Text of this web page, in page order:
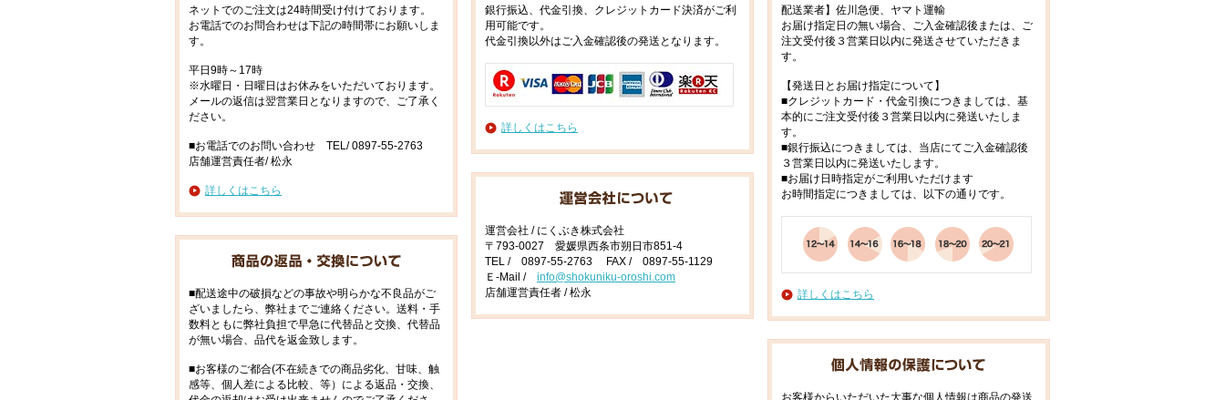
ネットでのご注文は24時間受け付けております。
お電話でのお問合わせは下記の時間帯にお願いしま
す。
平日9時～17時
※水曜日・日曜日はお休みをいただいております。
メールの返信は翌営業日となりますので、ご了承く
ださい。
■お電話でのお問い合わせ TEL/ 0897-55-2763
店舗運営責任者/ 松永
詳しくはこちら
■配送途中の破損などの事故や明らかな不良品がご
ざいましたら、弊社までご連絡ください。送料・手
数料ともに弊社負担で早急に代替品と交換、代替品
が無い場合、品代を返金致します。
■お客様のご都合(不在続きでの商品劣化、甘味、触
感等、個人差による比較、等）による返品・交換、
銀行振込、代金引換、クレジットカード決済がご利
用可能です。
代金引換以外はご入金確認後の発送となります。
詳しくはこちら
運営会社 / にくぶき株式会社
〒793-0027 愛媛県西条市朔日市851-4
TEL / 0897-55-2763 FAX / 0897-55-1129
Ｅ-Mail / info@shokuniku-oroshi.com
店舗運営責任者 / 松永
配送業者】佐川急便、ヤマト運輸
お届け指定日の無い場合、ご入金確認後または、ご
注文受付後３営業日以内に発送させていただきま
す。
【発送日とお届け指定について】
■クレジットカード・代金引換につきましては、基
本的にご注文受付後３営業日以内に発送いたしま
す。
■銀行振込につきましては、当店にてご入金確認後
３営業日以内に発送いたします。
■お届け日時指定がご利用いただけます
お時間指定につきましては、以下の通りです。
詳しくはこちら
お客様からいただいた大事な個人情報は商品の発送